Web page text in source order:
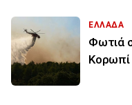
ΕΛΛΑΔΑ
Φωτιά
Κορωπί